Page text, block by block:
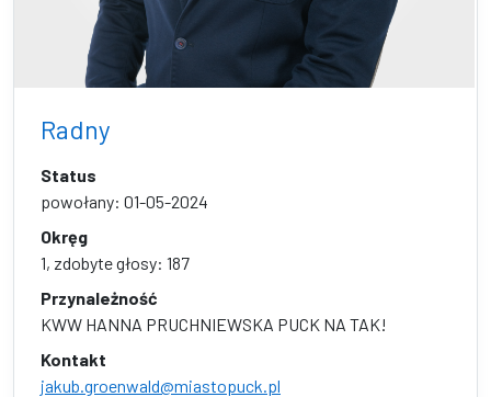
Radny
Status
powołany: 01-05-2024
Okręg
1, zdobyte głosy: 187
Przynależność
KWW HANNA PRUCHNIEWSKA PUCK NA TAK!
Kontakt
jakub.groenwald@miastopuck.pl